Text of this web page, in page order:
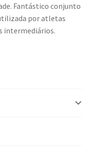
Fantástico conjunto
por atletas
intermediários.